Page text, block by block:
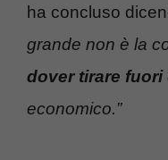
ha concluso
grande non è la
dover tirare fuori
economico.”